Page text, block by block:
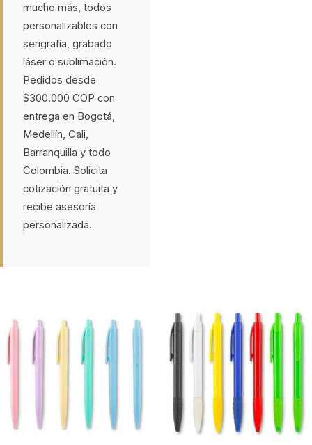
mucho más, todos
personalizables con
serigrafía, grabado
láser o sublimación.
Pedidos desde
$300.000 COP con
entrega en Bogotá,
Medellín, Cali,
Barranquilla y todo
Colombia. Solicita
cotización gratuita y
recibe asesoría
personalizada.